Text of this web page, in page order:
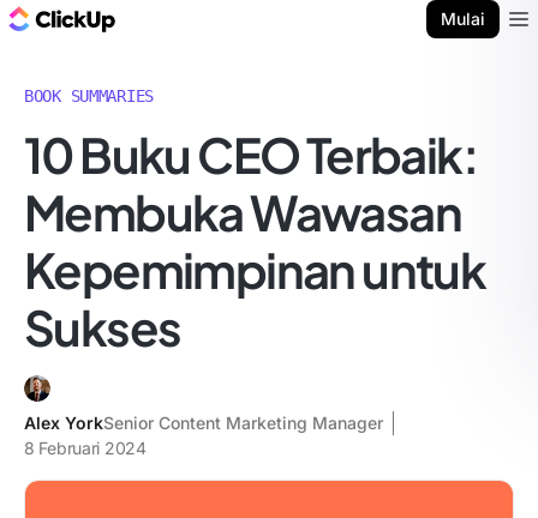
Mulai
BOOK SUMMARIES
10 Buku CEO Terbaik:
Membuka Wawasan
Kepemimpinan untuk
Sukses
Alex YorkSenior Content Marketing Manager
8 Februari 2024